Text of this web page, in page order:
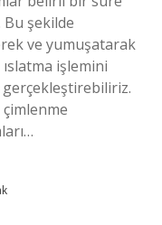
Bu şekilde
ve yumuşatarak
ıslatma işlemini
çimlenme